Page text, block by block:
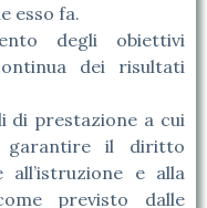
esso fa.
degli obiettivi
dei risultati
di prestazione a cui
il diritto
all’istruzione e alla
previsto dalle